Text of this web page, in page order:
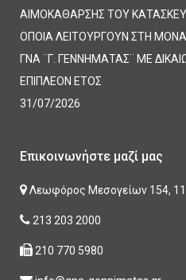
ΑΙΜΟΚΑΘΑΡΣΗΣ ΤΟΥ
ΟΠΟΙΑ ΛΕΙΤΟΥΡΓΟΥΝ ΣΤΗ
ΓΝΑ ¨Γ. ΓΕΝΝΗΜΑΤΑΣ¨ ΜΕ
ΕΠΙΠΛΕΟΝ ΕΤΟΣ
31/07/2026
Επικοινωνήστε μαζί μας
Λεωφόρος Μεσογείων 154,
213 203 2000
210 770 5980